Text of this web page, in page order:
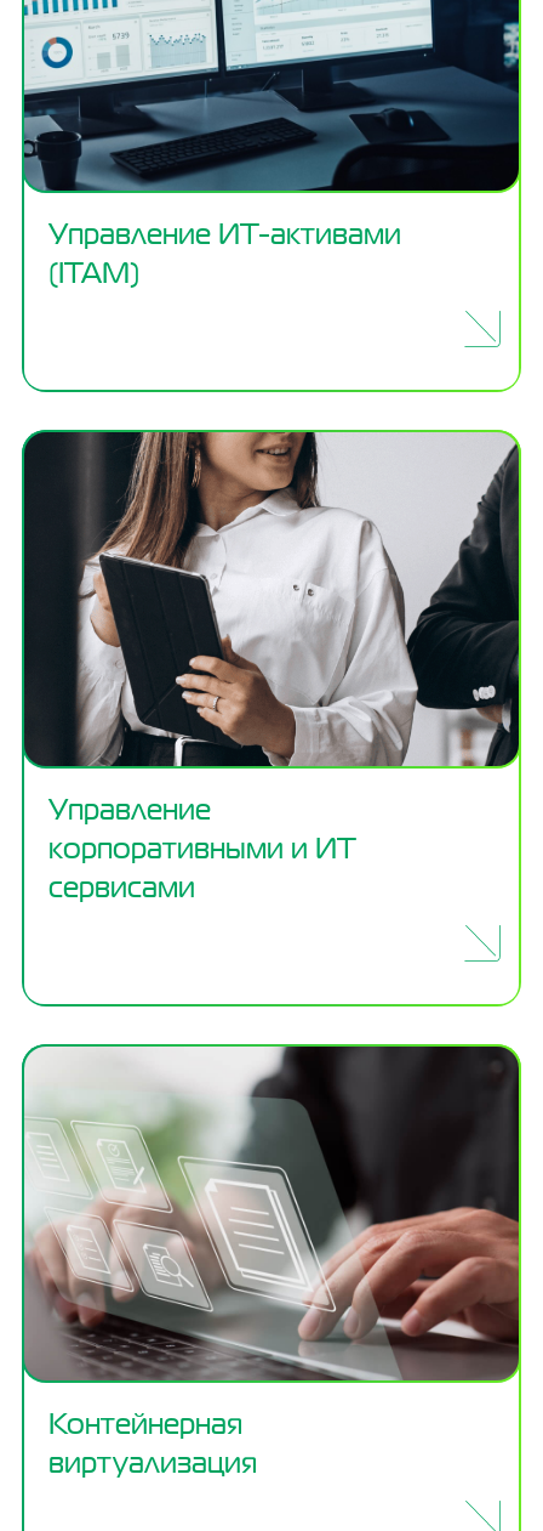
Управление ИТ-активами
(ITAM)
Управление
корпоративными и ИТ
сервисами
Контейнерная
виртуализация